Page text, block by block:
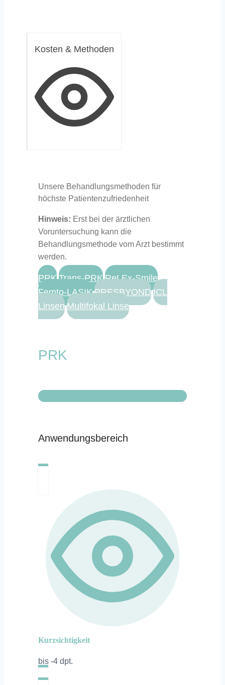
Kosten & Methoden
Unsere Behandlungsmethoden für
höchste Patientenzufriedenheit
Hinweis: Erst bei der ärztlichen
Voruntersuchung kann die
Behandlungsmethode vom Arzt bestimmt
werden.
PRK Trans-PRK ReLEx-Smile
Femto-LASIK PRESBYOND ICL
Linsen Multifokal Linse
PRK
Anwendungsbereich
Kurzsichtigkeit
bis -4 dpt.